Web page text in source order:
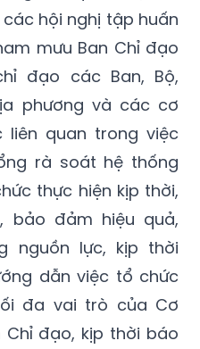
hội nghị tập huấn
mưu Ban Chỉ đạo
đạo các Ban, Bộ,
phương và các cơ
liên quan trong việc
rà soát hệ thống
thực hiện kịp thời,
bảo đảm hiệu quả,
nguồn lực, kịp thời
dẫn việc tổ chức
đa vai trò của Cơ
đạo, kịp thời báo